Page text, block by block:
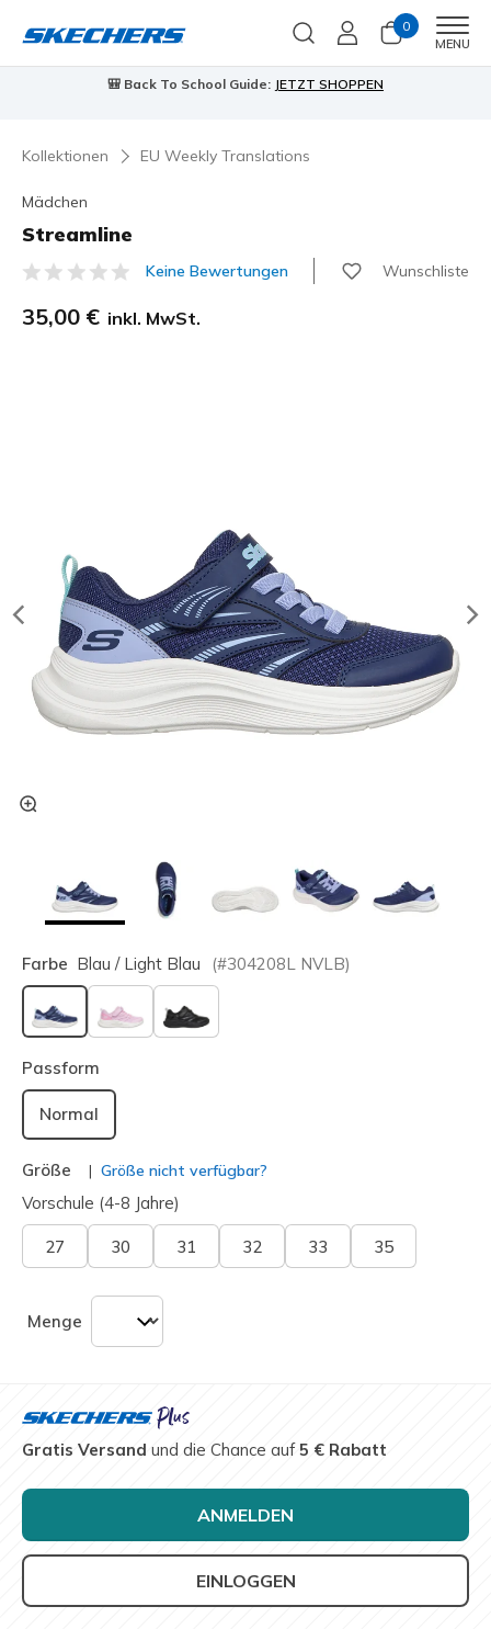
0
MENU
🎒 Back To School Guide: JETZT SHOPPEN
Kollektionen EU Weekly Translations
Mädchen
Streamline
5 von 5 Kundenbewertungen
Keine Bewertungen Wunschliste
35,00 € inkl. MwSt.
Farbe Blau / Light Blau (#304208L NVLB)
ausgewählt
Passform
Normal
Größe Größe nicht verfügbar?
Vorschule (4-8 Jahre)
27 30 31 32 33 35
Menge
Gratis Versand und die Chance auf5 € Rabatt
ANMELDEN
EINLOGGEN